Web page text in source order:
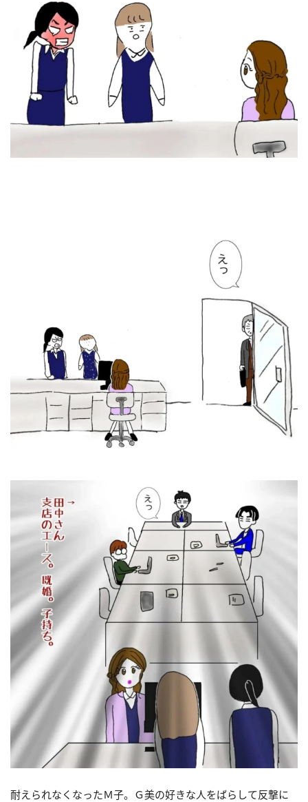
耐えられなくなったＭ子。Ｇ美の好きな人をばらして反撃に